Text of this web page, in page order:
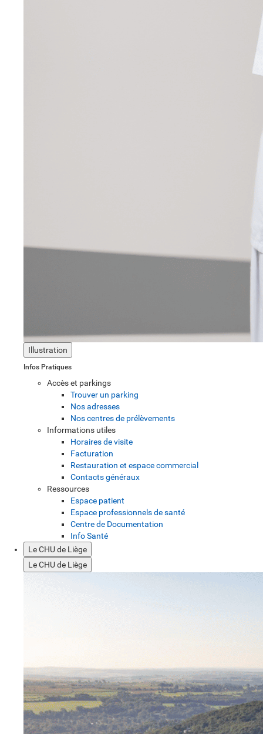
Illustration
Infos Pratiques
Accès et parkings
Trouver un parking
Nos adresses
Nos centres de prélèvements
Informations utiles
Horaires de visite
Facturation
Restauration et espace commercial
Contacts généraux
Ressources
Espace patient
Espace professionnels de santé
Centre de Documentation
Info Santé
Le CHU de Liège
Le CHU de Liège